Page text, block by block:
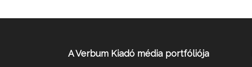
A Verbum Kiadó média portfóliója